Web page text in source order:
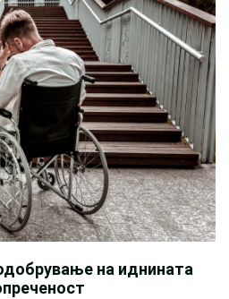
на иднината